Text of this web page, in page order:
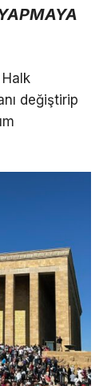
değiştirip